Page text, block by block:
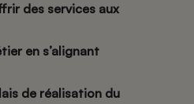
des services aux
en s’alignant
de réalisation du